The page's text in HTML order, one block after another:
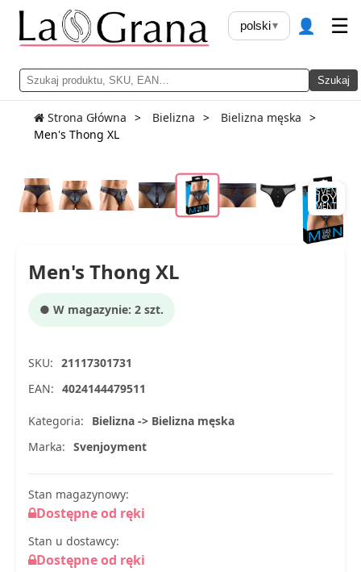
Szukaj
polski▾ 👤 ☰
Strona Główna Bielizna
Bielizna męska
Men's Thong XL
Men's Thong XL
● W magazynie: 2 szt.
SKU: 21117301731
EAN: 4024144479511
Kategoria:
Bielizna -> Bielizna męska
Marka: Svenjoyment
Stan magazynowy:
Dostępne od ręki
Stan u dostawcy:
Dostępne od ręki